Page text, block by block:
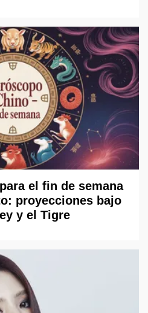
el fin de semana
proyecciones bajo
y el Tigre